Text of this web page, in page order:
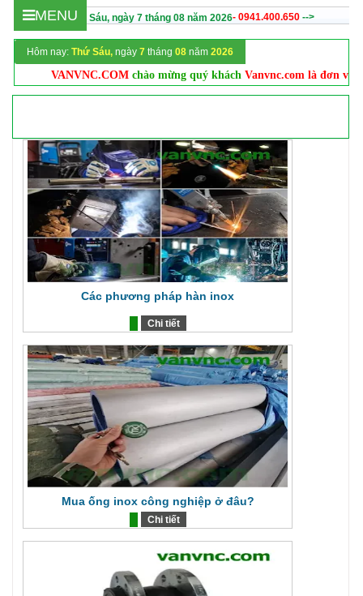
Hôm nay :Thứ Sáu, ngày 7tháng08năm 2026- 0941.400.650 -->
MENU
Hôm nay: Thứ Sáu, ngày 7tháng 08năm 2026
VANVNC.COMchào mừng quý kháchVanvnc.com là đơn vị
Các phương pháp hàn inox
Chi tiết
Mua ống inox công nghiệp ở đâu?
Chi tiết